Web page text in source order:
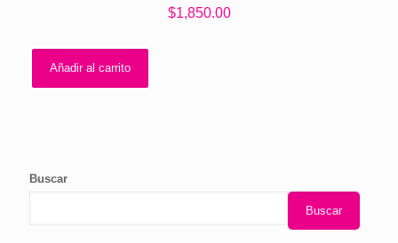
$1,850.00
Añadir al carrito
Buscar
Buscar